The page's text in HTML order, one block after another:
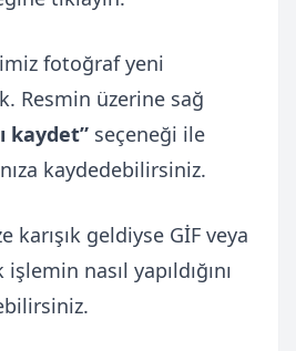
fotoğraf yeni
Resmin üzerine sağ
kaydet” seçeneği ile
kaydedebilirsiniz.
karışık geldiyse GİF veya
nasıl yapıldığını